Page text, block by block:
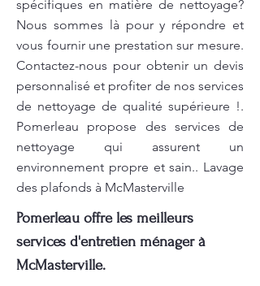
spécifiques en matière de nettoyage?
Nous sommes là pour y répondre et
vous fournir une prestation sur mesure.
Contactez-nous pour obtenir un devis
personnalisé et profiter de nos services
de nettoyage de qualité supérieure !.
Pomerleau propose des services de
nettoyage qui assurent un
environnement propre et sain.. Lavage
des plafonds à McMasterville
Pomerleau offre les meilleurs
services d'entretien ménager à
McMasterville.